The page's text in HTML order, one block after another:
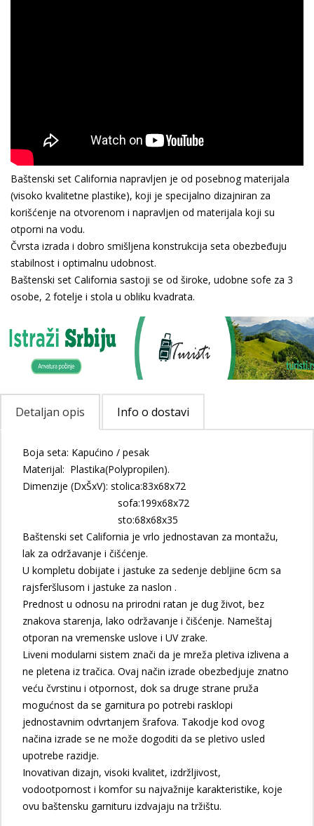
Baštenski set California napravljen je od posebnog materijala
(visoko kvalitetne plastike), koji je specijalno dizajniran za
korišćenje na otvorenom i napravljen od materijala koji su
otporni na vodu.
Čvrsta izrada i dobro smišljena konstrukcija seta obezbeđuju
stabilnost i optimalnu udobnost.
Baštenski set California sastoji se od široke, udobne sofe za 3
osobe, 2 fotelje i stola u obliku kvadrata.
Detaljan opis Info o dostavi
Boja seta: Kapućino / pesak
Materijal: Plastika(Polypropilen).
Dimenzije (DxŠxV): stolica:83x68x72
sofa:199x68x72
sto:68x68x35
Baštenski set California je vrlo jednostavan za montažu,
lak za održavanje i čišćenje.
U kompletu dobijate i jastuke za sedenje debljine 6cm sa
rajsferšlusom i jastuke za naslon .
Prednost u odnosu na prirodni ratan je dug život, bez
znakova starenja, lako održavanje i čišćenje. Nameštaj
otporan na vremenske uslove i UV zrake.
Liveni modularni sistem znači da je mreža pletiva izlivena a
ne pletena iz tračica. Ovaj način izrade obezbedjuje znatno
veću čvrstinu i otpornost, dok sa druge strane pruža
mogućnost da se garnitura po potrebi rasklopi
jednostavnim odvrtanjem šrafova. Takodje kod ovog
načina izrade se ne može dogoditi da se pletivo usled
upotrebe razidje.
Inovativan dizajn, visoki kvalitet, izdržljivost,
vodootpornost i komfor su najvažnije karakteristike, koje
ovu baštensku garnituru izdvajaju na tržištu.